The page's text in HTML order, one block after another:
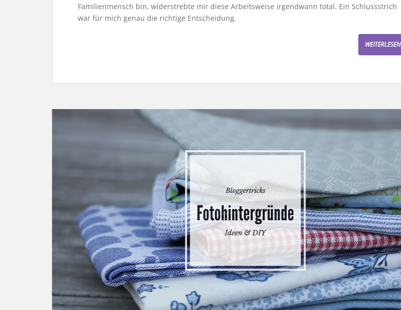
Familienmensch bin, widerstrebte mir diese Arbeitsweise irgendwann total. Ein Schlussstrich
war für mich genau die richtige Entscheidung.
WEITERLESEN